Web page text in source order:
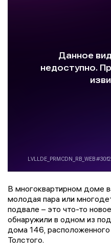
В многоквартирном доме
молодая пара или
подвале – это что-то
обнаружили в одном из
дома 146,
Толстого.